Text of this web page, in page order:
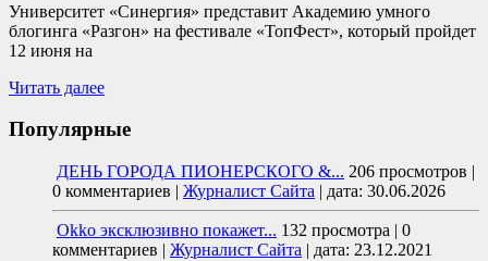
Университет «Синергия» представит Академию умного
блогинга «Разгон» на фестивале «ТопФест», который пройдет
12 июня на
Читать далее
Популярные
ДЕНЬ ГОРОДА ПИОНЕРСКОГО &... 206 просмотров |
0 комментариев | Журналист Сайта | дата: 30.06.2026
Okko эксклюзивно покажет... 132 просмотра | 0
комментариев | Журналист Сайта | дата: 23.12.2021